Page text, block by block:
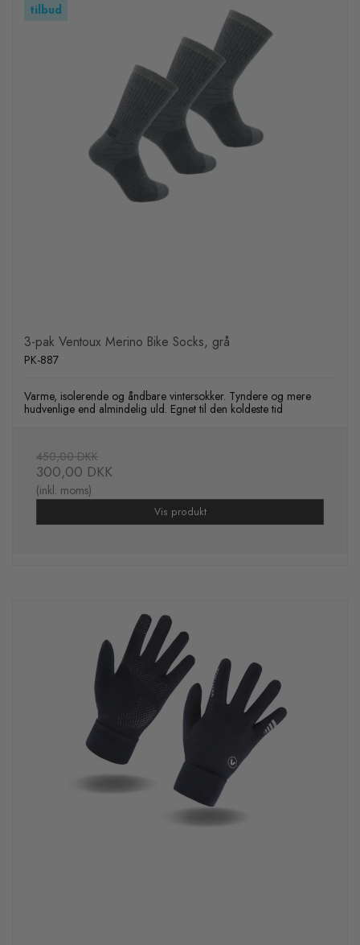
tilbud
3-pak Ventoux Merino Bike Socks, grå
PK-887
Varme, isolerende og åndbare vintersokker. Tyndere og mere
hudvenlige end almindelig uld. Egnet til den koldeste tid
450,00 DKK
300,00 DKK
(inkl. moms)
Vis produkt